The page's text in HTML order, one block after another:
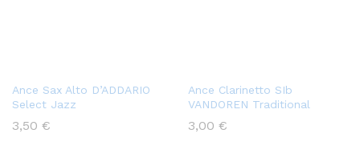
Ance Sax Alto D’ADDARIO
Select Jazz
3,50 €
Ance Clarinetto SIb
VANDOREN Traditional
3,00 €